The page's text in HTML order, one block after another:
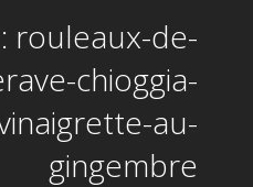
rouleaux-de-
chioggia-
au-
gingembre